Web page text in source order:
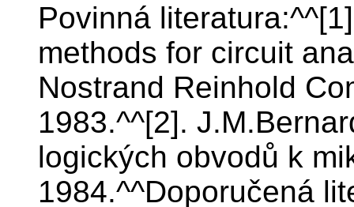
Povinná
methods for circuit
Nostrand Reinhold
1983.^^[2].
logických obvodů k
1984.^^Doporučená